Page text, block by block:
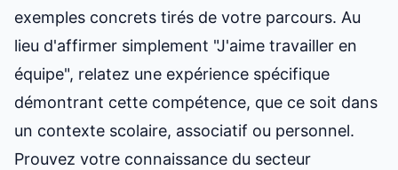
exemples concrets tirés de votre parcours. Au
lieu d'affirmer simplement "J'aime travailler en
équipe", relatez une expérience spécifique
démontrant cette compétence, que ce soit dans
un contexte scolaire, associatif ou personnel.
Prouvez votre connaissance du secteur